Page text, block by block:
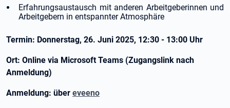
Erfahrungsaustausch mit anderen Arbeitgeberinnen und
Arbeitgebern in entspannter Atmosphäre
Termin: Donnerstag, 26. Juni 2025, 12:30 - 13:00 Uhr
Ort: Online via Microsoft Teams (Zugangslink nach
Anmeldung)
Anmeldung: über eveeno